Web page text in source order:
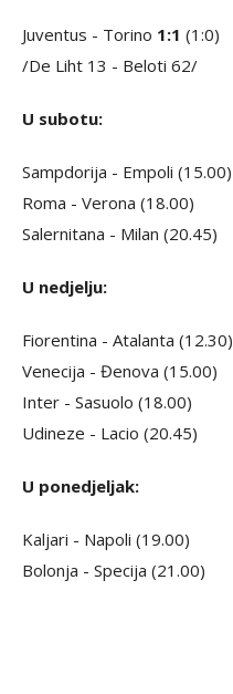
Juventus - Torino 1:1 (1:0)
/De Liht 13 - Beloti 62/
U subotu:
Sampdorija - Empoli (15.00)
Roma - Verona (18.00)
Salernitana - Milan (20.45)
U nedjelju:
Fiorentina - Atalanta (12.30)
Venecija - Đenova (15.00)
Inter - Sasuolo (18.00)
Udineze - Lacio (20.45)
U ponedjeljak:
Kaljari - Napoli (19.00)
Bolonja - Specija (21.00)